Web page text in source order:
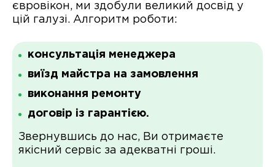
євровікон, ми здобули великий досвід у
цій галузі. Алгоритм роботи:
консультація менеджера
виїзд майстра на замовлення
виконання ремонту
договір із гарантією.
Звернувшись до нас, Ви отримаєте
якісний сервіс за адекватні гроші.